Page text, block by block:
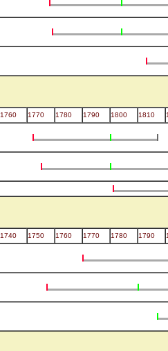
1760 1770 1780 1790 1800 1810
1740 1750 1760 1770 1780 1790